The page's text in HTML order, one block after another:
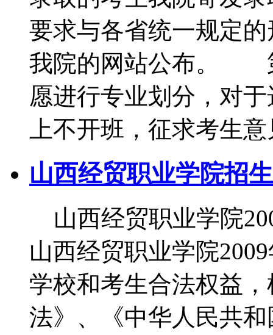
要求与各省统一规定
我院的网站公布。
愿进行专业划分，对
上不开班，征求考生
山西经贸职业学院招
山西经贸职业学
山西经贸职业学院
学校和考生合法权益
法》、《中华人民共